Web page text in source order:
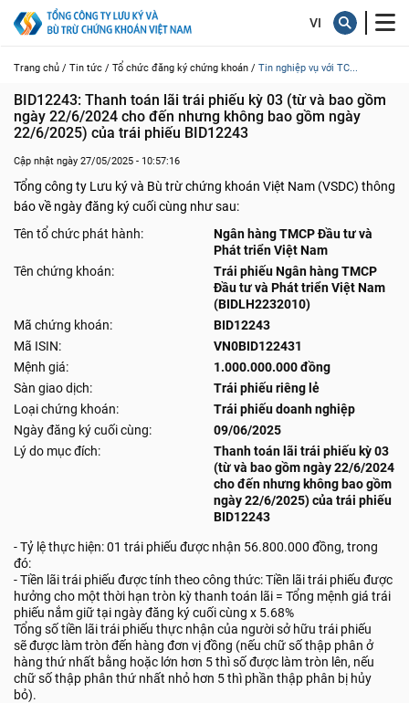
Trang chủ / Tin tức / Tổ chức đăng ký chứng khoán / Tin nghiệp vụ với TC...
BID12243: Thanh toán lãi trái phiếu kỳ 03 (từ và bao gồm
ngày 22/6/2024 cho đến nhưng không bao gồm ngày
22/6/2025) của trái phiếu BID12243
Cập nhật ngày 27/05/2025 - 10:57:16
Tổng công ty Lưu ký và Bù trừ chứng khoán Việt Nam (VSDC) thông
báo về ngày đăng ký cuối cùng như sau:
Tên tổ chức phát hành:
Ngân hàng TMCP Đầu tư và
Phát triển Việt Nam
Tên chứng khoán:
Trái phiếu Ngân hàng TMCP
Đầu tư và Phát triển Việt Nam
(BIDLH2232010)
Mã chứng khoán:
BID12243
Mã ISIN:
VN0BID122431
Mệnh giá:
1.000.000.000 đồng
Sàn giao dịch:
Trái phiếu riêng lẻ
Loại chứng khoán:
Trái phiếu doanh nghiệp
Ngày đăng ký cuối cùng:
09/06/2025
Lý do mục đích:
Thanh toán lãi trái phiếu kỳ 03
(từ và bao gồm ngày 22/6/2024
cho đến nhưng không bao gồm
ngày 22/6/2025) của trái phiếu
BID12243
- Tỷ lệ thực hiện: 01 trái phiếu được nhận 56.800.000 đồng, trong
đó:
- Tiền lãi trái phiếu được tính theo công thức: Tiền lãi trái phiếu được
hưởng cho một thời hạn tròn kỳ thanh toán lãi = Tổng mệnh giá trái
phiếu nắm giữ tại ngày đăng ký cuối cùng x 5.68%
Tổng số tiền lãi trái phiếu thực nhận của người sở hữu trái phiếu
sẽ được làm tròn đến hàng đơn vị đồng (nếu chữ số thập phân ở
hàng thứ nhất bằng hoặc lớn hơn 5 thì số được làm tròn lên, nếu
chữ số thập phân thứ nhất nhỏ hơn 5 thì phần thập phân bị hủy
bỏ).